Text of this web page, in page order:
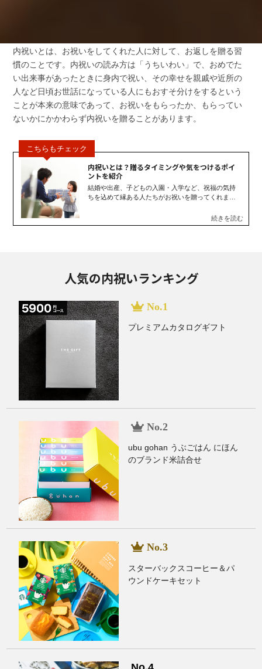
内祝いとは、お祝いをしてくれた人に対して、お返しを贈る習
慣のことです。内祝いの読み方は「うちいわい」で、おめでた
い出来事があったときに身内で祝い、その幸せを親戚や近所の
人など日頃お世話になっている人にもおすそ分けをするという
ことが本来の意味であって、お祝いをもらったか、もらってい
ないかにかかわらず内祝いを贈ることがあります。
内祝いとは？贈るタイミングや気をつけるポイ
ントを紹介
結婚や出産、子どもの入園・入学など、祝福の気持
ちを込めて縁ある人たちがお祝いを贈ってくれま
をするでしょう。赤ちゃんが生まれたときにお返し
をする際は、内祝いの名目で贈るのが一般的です
のを上手に選んで、感謝の気持ちを伝えましょう。
人気の内祝いランキング
プレミアムカタログギフト
ubu gohan うぶごはん にほん
のブランド米詰合せ
スターバックスコーヒー＆パ
ウンドケーキセット